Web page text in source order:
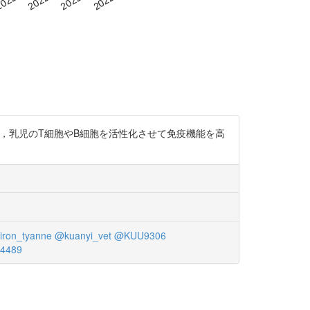
児のT細胞やB細胞を活性化させて免疫機能を高
@kuanyi_vet @KUU9306